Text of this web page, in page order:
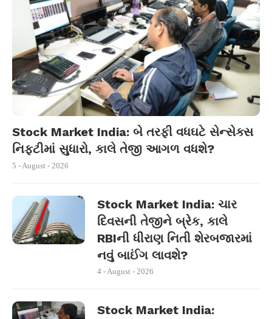
Stock Market India: બે તરફી વધઘટે સેન્સેક્સ
નિફ્ટીમાં સુધારો, કાલે તેજી આગળ વધશે?
5 - August - 2026
Stock Market India: ચાર
દિવસની તેજીને બ્રેક, કાલે
RBIની ધીરાણ નિતી શેરબજારમાં
નવું બાઈંગ લાવશે?
4 - August - 2026
Stock Market India: